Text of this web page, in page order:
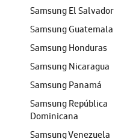
Samsung El Salvador
Samsung Guatemala
Samsung Honduras
Samsung Nicaragua
Samsung Panamá
Samsung República
Dominicana
Samsung Venezuela